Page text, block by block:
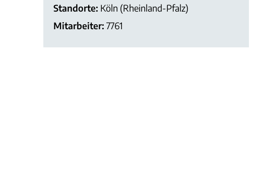
Standorte: Köln (Rheinland-Pfalz)
Mitarbeiter: 7761